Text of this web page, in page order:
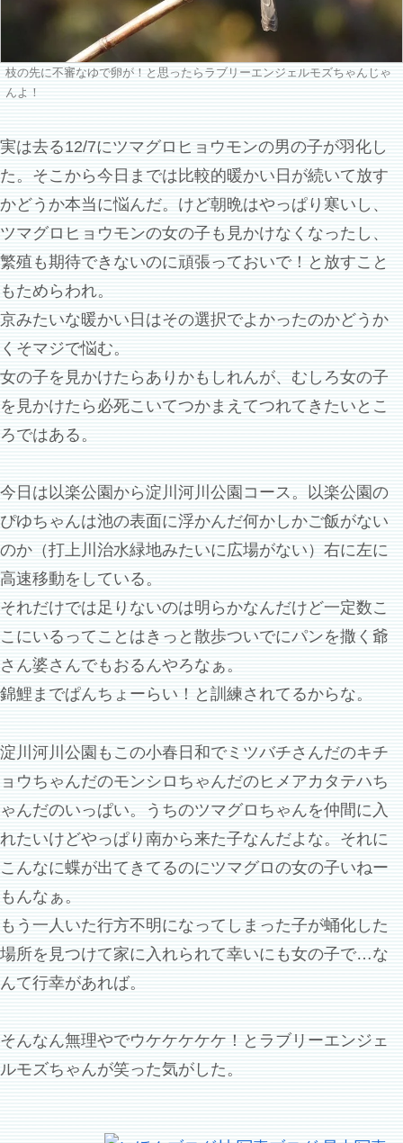
枝の先に不審なゆで卵が！と思ったらラブリーエンジェルモズちゃんじゃ
んよ！
実は去る12/7にツマグロヒョウモンの男の子が羽化し
た。そこから今日までは比較的暖かい日が続いて放す
かどうか本当に悩んだ。けど朝晩はやっぱり寒いし、
ツマグロヒョウモンの女の子も見かけなくなったし、
繁殖も期待できないのに頑張っておいで！と放すこと
もためらわれ。
京みたいな暖かい日はその選択でよかったのかどうか
くそマジで悩む。
女の子を見かけたらありかもしれんが、むしろ女の子
を見かけたら必死こいてつかまえてつれてきたいとこ
ろではある。
今日は以楽公園から淀川河川公園コース。以楽公園の
ぴゆちゃんは池の表面に浮かんだ何かしかご飯がない
のか（打上川治水緑地みたいに広場がない）右に左に
高速移動をしている。
それだけでは足りないのは明らかなんだけど一定数こ
こにいるってことはきっと散歩ついでにパンを撒く爺
さん婆さんでもおるんやろなぁ。
錦鯉までぱんちょーらい！と訓練されてるからな。
淀川河川公園もこの小春日和でミツバチさんだのキチ
ョウちゃんだのモンシロちゃんだのヒメアカタテハち
ゃんだのいっぱい。うちのツマグロちゃんを仲間に入
れたいけどやっぱり南から来た子なんだよな。それに
こんなに蝶が出てきてるのにツマグロの女の子いねー
もんなぁ。
もう一人いた行方不明になってしまった子が蛹化した
場所を見つけて家に入れられて幸いにも女の子で…な
んて行幸があれば。
そんなん無理やでウケケケケケ！とラブリーエンジェ
ルモズちゃんが笑った気がした。